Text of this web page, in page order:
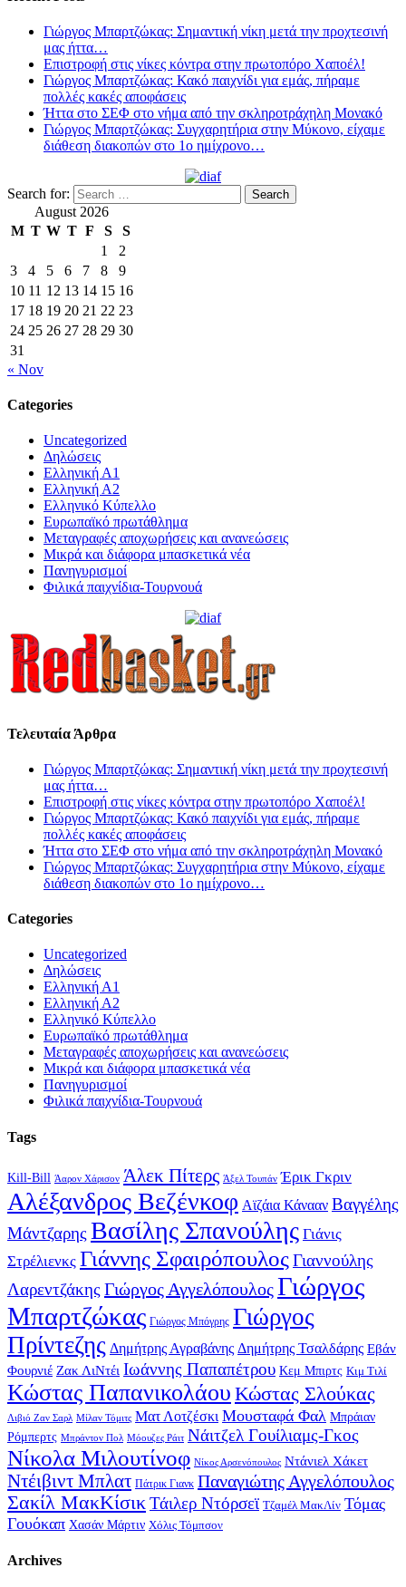
Γιώργος Μπαρτζώκας: Σημαντική νίκη μετά την προχτεσινή
μας ήττα…
Επιστροφή στις νίκες κόντρα στην πρωτοπόρο Χαποέλ!
Γιώργος Μπαρτζώκας: Κακό παιχνίδι για εμάς, πήραμε
πολλές κακές αποφάσεις
Ήττα στο ΣΕΦ στο νήμα από την σκληροτράχηλη Μονακό
Γιώργος Μπαρτζώκας: Συγχαρητήρια στην Μύκονο, είχαμε
διάθεση διακοπών στο 1ο ημίχρονο…
Search for:
August 2026
M T W T F S
S
1
2
3
4 5 6 7 8
9
10 11 12 13 14 15 16
17 18 19 20 21 22 23
24 25 26 27 28 29 30
31
« Nov
Categories
Uncategorized
Δηλώσεις
Ελληνική Α1
Ελληνική Α2
Ελληνικό Κύπελλο
Ευρωπαϊκό πρωτάθλημα
Μεταγραφές αποχωρήσεις και ανανεώσεις
Μικρά και διάφορα μπασκετικά νέα
Πανηγυρισμοί
Φιλικά παιχνίδια-Τουρνουά
Τελευταία Άρθρα
Γιώργος Μπαρτζώκας: Σημαντική νίκη μετά την προχτεσινή
μας ήττα…
Επιστροφή στις νίκες κόντρα στην πρωτοπόρο Χαποέλ!
Γιώργος Μπαρτζώκας: Κακό παιχνίδι για εμάς, πήραμε
πολλές κακές αποφάσεις
Ήττα στο ΣΕΦ στο νήμα από την σκληροτράχηλη Μονακό
Γιώργος Μπαρτζώκας: Συγχαρητήρια στην Μύκονο, είχαμε
διάθεση διακοπών στο 1ο ημίχρονο…
Categories
Uncategorized
Δηλώσεις
Ελληνική Α1
Ελληνική Α2
Ελληνικό Κύπελλο
Ευρωπαϊκό πρωτάθλημα
Μεταγραφές αποχωρήσεις και ανανεώσεις
Μικρά και διάφορα μπασκετικά νέα
Πανηγυρισμοί
Φιλικά παιχνίδια-Τουρνουά
Tags
Kill-Bill Άαρον Χάρισον Άλεκ Πίτερς Άξελ Τουπάν Έρικ Γκριν
Αλέξανδρος Βεζένκοφ Αϊζάια Κάνααν Βαγγέλης
Μάντζαρης Βασίλης Σπανούλης Γιάνις
Στρέλιενκς Γιάννης ΣφαιρόπουλοςΓιαννούλης
Λαρεντζάκης Γιώργος ΑγγελόπουλοςΓιώργος
Μπαρτζώκας Γιώργος Μπόγρης Γιώργος
Πρίντεζης Δημήτρης Αγραβάνης Δημήτρης Τσαλδάρης Εβάν
Φουρνιέ Ζακ ΛιΝτέι Ιωάννης Παπαπέτρου Κεμ Μπιρτς Κιμ Τιλί
Κώστας Παπανικολάου Κώστας Σλούκας
Λιβιό Ζαν Σαρλ Μίλαν Τόμιτς Ματ Λοτζέσκι Μουσταφά Φαλ Μπράιαν
Ρόμπερτς Μπράντον Πολ Μόουζες Ράιτ Νάιτζελ Γουίλιαμς-Γκος
Νίκολα Μιλουτίνοφ Νίκος Αρσενόπουλος Ντάνιελ Χάκετ
Ντέιβιντ Μπλατ Πάτρικ Γιανκ Παναγιώτης Αγγελόπουλος
Σακίλ ΜακΚίσικΤάιλερ Ντόρσεϊ Τζαμέλ ΜακΛίν Τόμας
Γουόκαπ Χασάν Μάρτιν Χόλις Τόμπσον
Archives